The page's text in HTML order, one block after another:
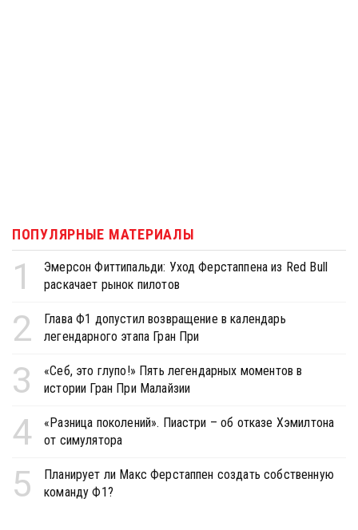
ПОПУЛЯРНЫЕ МАТЕРИАЛЫ
1
Эмерсон Фиттипальди: Уход Ферстаппена из Red Bull
раскачает рынок пилотов
2
Глава Ф1 допустил возвращение в календарь
легендарного этапа Гран При
3
«Себ, это глупо!» Пять легендарных моментов в
истории Гран При Малайзии
4
«Разница поколений». Пиастри – об отказе Хэмилтона
от симулятора
5
Планирует ли Макс Ферстаппен создать собственную
команду Ф1?